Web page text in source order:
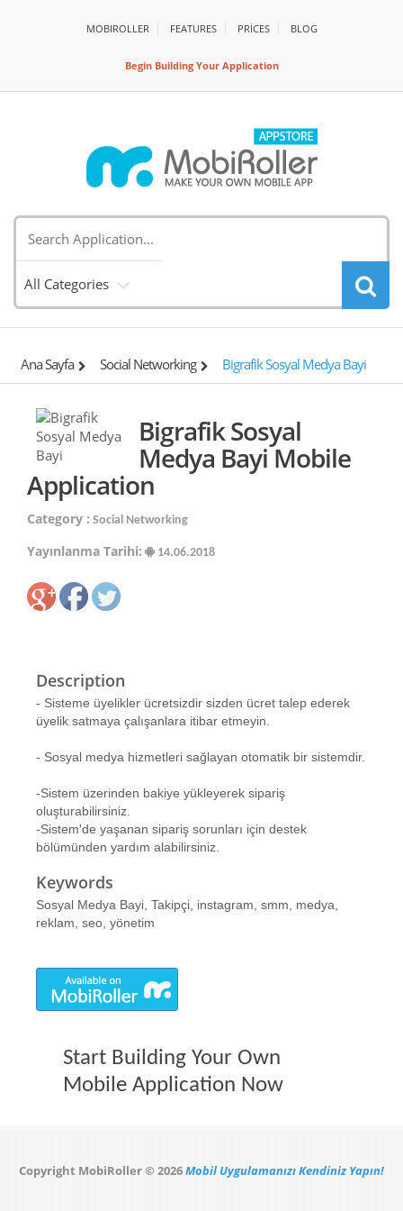
MOBIROLLER FEATURES PRİCES BLOG
Begin Building Your Application
All Categories
Ana Sayfa Social Networking Bigrafik Sosyal Medya Bayi
Bigrafik Sosyal
Medya Bayi Mobile
Application
Category : Social Networking
Yayınlanma Tarihi: 14.06.2018
Description
- Sisteme üyelikler ücretsizdir sizden ücret talep ederek
üyelik satmaya çalışanlara itibar etmeyin.
- Sosyal medya hizmetleri sağlayan otomatik bir sistemdir.
-Sistem üzerinden bakiye yükleyerek sipariş
oluşturabilirsiniz.
-Sistem'de yaşanan sipariş sorunları için destek
bölümünden yardım alabilirsiniz.
Keywords
Sosyal Medya Bayi, Takipçi, instagram, smm, medya,
reklam, seo, yönetim
Start Building Your Own
Mobile Application Now
Copyright MobiRoller © 2026Mobil Uygulamanızı Kendiniz Yapın!